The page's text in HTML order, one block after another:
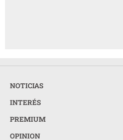
NOTICIAS
INTERÉS
PREMIUM
OPINION